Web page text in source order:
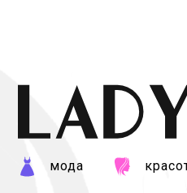
мода